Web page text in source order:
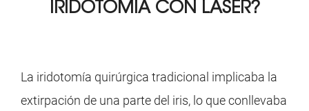
IRIDOTOMÍA CON LÁSER?
La iridotomía quirúrgica tradicional implicaba la
extirpación de una parte del iris, lo que conllevaba